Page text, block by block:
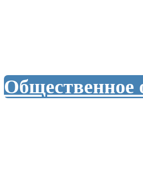
Общественное